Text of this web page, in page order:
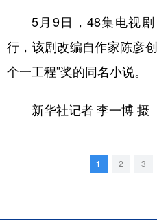
5月9日，48集电视剧
行，该剧改编自作家陈彦
个一工程”奖的同名小说。
新华社记者 李一博 摄
1 2 3